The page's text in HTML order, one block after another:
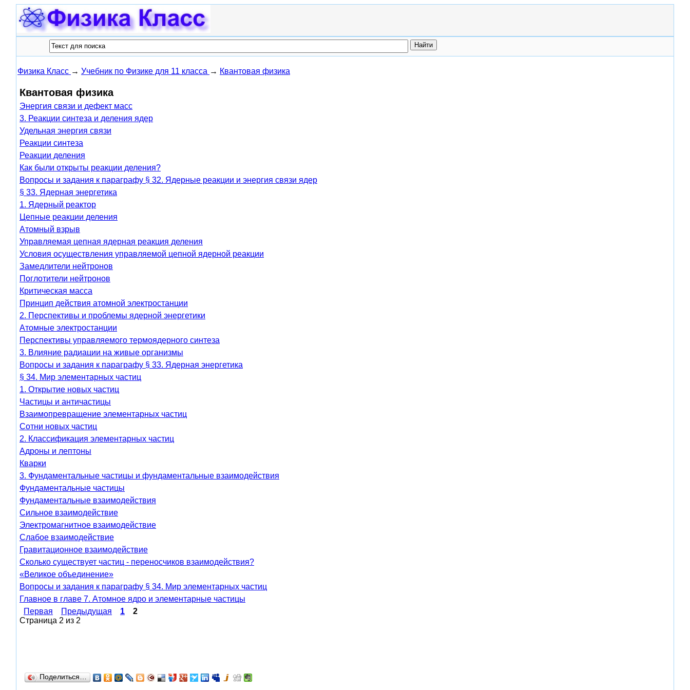
Физика Класс → Учебник по Физике для 11 класса → Квантовая физика
Квантовая физика
Энергия связи и дефект масс
3. Реакции синтеза и деления ядер
Удельная энергия связи
Реакции синтеза
Реакции деления
Как были открыты реакции деления?
Вопросы и задания к параграфу § 32. Ядерные реакции и энергия связи ядер
§ 33. Ядерная энергетика
1. Ядерный реактор
Цепные реакции деления
Атомный взрыв
Управляемая цепная ядерная реакция деления
Условия осуществления управляемой цепной ядерной реакции
Замедлители нейтронов
Поглотители нейтронов
Критическая масса
Принцип действия атомной электростанции
2. Перспективы и проблемы ядерной энергетики
Атомные электростанции
Перспективы управляемого термоядерного синтеза
3. Влияние радиации на живые организмы
Вопросы и задания к параграфу § 33. Ядерная энергетика
§ 34. Мир элементарных частиц
1. Открытие новых частиц
Частицы и античастицы
Взаимопревращение элементарных частиц
Сотни новых частиц
2. Классификация элементарных частиц
Адроны и лептоны
Кварки
3. Фундаментальные частицы и фундаментальные взаимодействия
Фундаментальные частицы
Фундаментальные взаимодействия
Сильное взаимодействие
Электромагнитное взаимодействие
Слабое взаимодействие
Гравитационное взаимодействие
Сколько существует частиц - переносчиков взаимодействия?
«Великое объединение»
Вопросы и задания к параграфу § 34. Мир элементарных частиц
Главное в главе 7. Атомное ядро и элементарные частицы
Первая
Предыдущая 1
2
Страница 2 из 2
Поделиться…